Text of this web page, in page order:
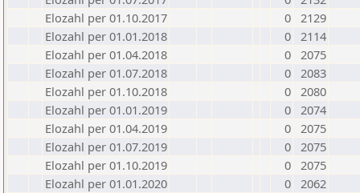
Elozahl per 01.10.2017
0 2129
Elozahl per 01.01.2018
0 2114
Elozahl per 01.04.2018
0 2075
Elozahl per 01.07.2018
0 2083
Elozahl per 01.10.2018
0 2080
Elozahl per 01.01.2019
0 2074
Elozahl per 01.04.2019
0 2075
Elozahl per 01.07.2019
0 2075
Elozahl per 01.10.2019
0 2075
Elozahl per 01.01.2020
0 2062